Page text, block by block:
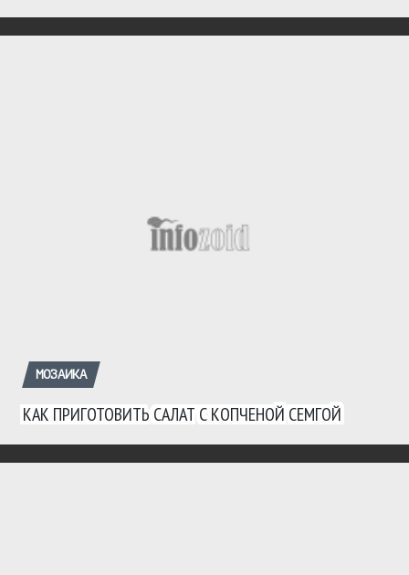
МОЗАИКА
КАК ПРИГОТОВИТЬ САЛАТ С КОПЧЕНОЙ СЕМГОЙ